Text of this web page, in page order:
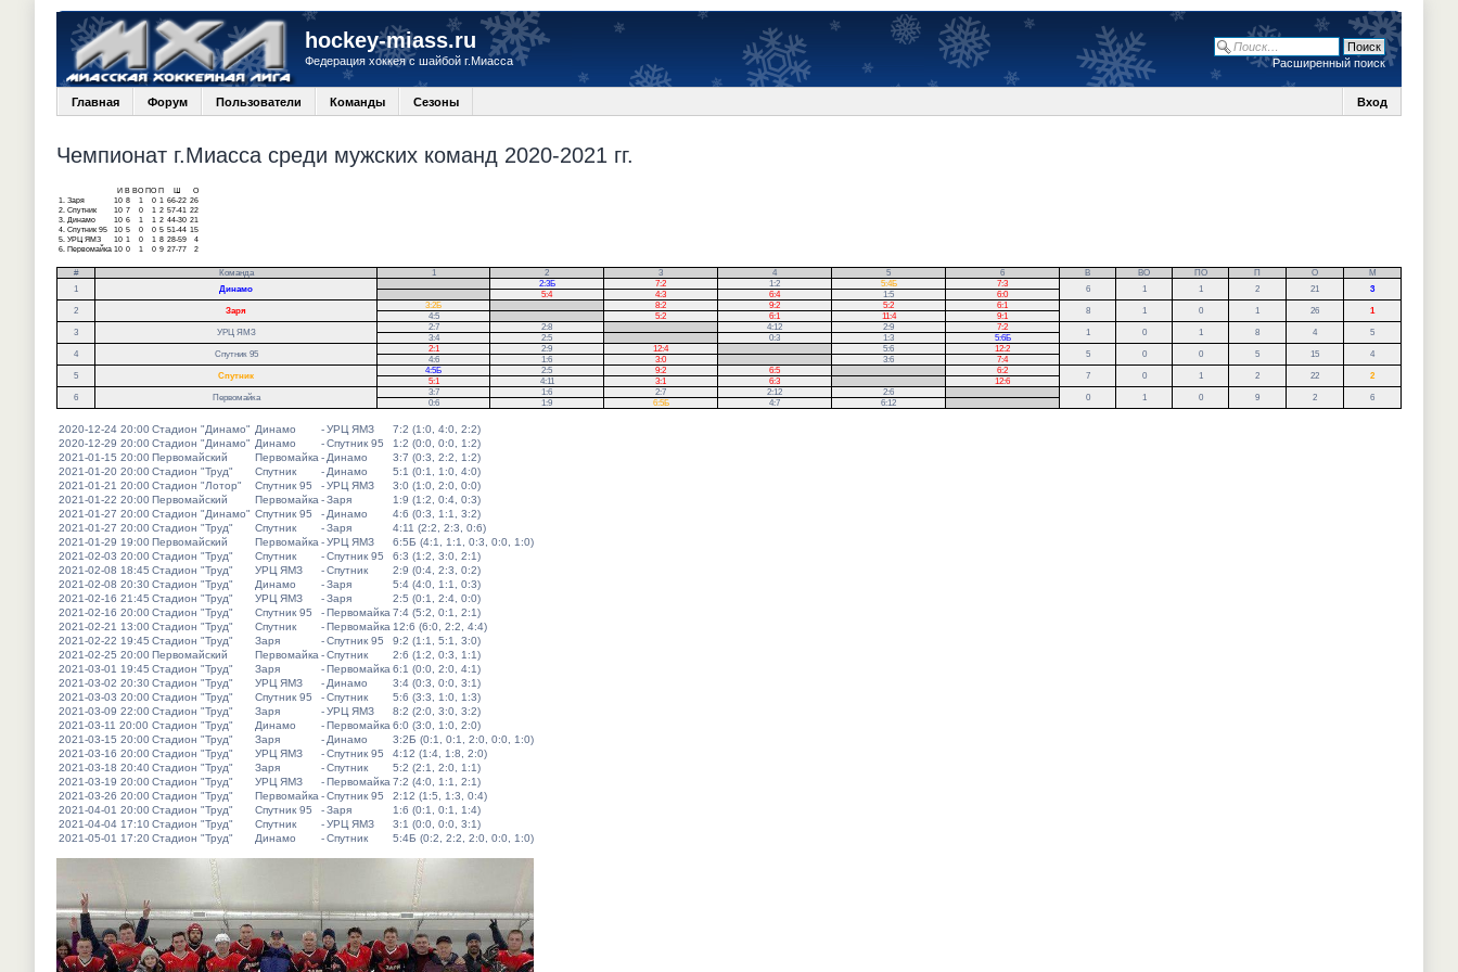
hockey-miass.ru
Федерация хоккея с шайбой г.Миасса Расширенный поиск
Главная Форум Пользователи Команды Сезоны Вход
Чемпионат г.Миасса среди мужских команд 2020-2021 гг.
И В ВО ПО П
О
1.
Заря 10 8 1 0 1 66-22 26
2. Спутник 10 7 0 1 2 57-41
22
3.
Динамо 10 6 1 1 2 44-30 21
4. Спутник 95 10 5 0 0 5 51-44 15
5. УРЦ ЯМЗ 10 1 0 1 8 28-59
4
6.
Первомайка 10 0 1 0 9 27-77 2
# Команда 1 2 3 4 5 6 В ВО ПО П О
М
1
Динамо
2:3Б 7:2 1:2 5:4Б 7:3
6 1 1 2 21 3
5:4 4:3 6:4 1:5
6:0
2
Заря
3:2Б 8:2 9:2 5:2 6:1
8 1 0 1 26 1
4:5 5:2 6:1 11:4
9:1
3
УРЦ ЯМЗ
2:7 2:8 4:12 2:9 7:2
1 0 1 8 4 5
3:4 2:5 0:3 1:3
5:6Б
4
Спутник 95
2:1 2:9 12:4 5:6 12:2
5 0 0 5 15 4
4:6 1:6 3:0 3:6
7:4
5
Спутник
4:5Б 2:5 9:2 6:5 6:2
7 0 1 2 22 2
5:1 4:11 3:1 6:3
12:6
6
Первомайка
3:7 1:6 2:7 2:12 2:6
0 1 0 9 2 6
0:6 1:9 6:5Б 4:7 6:12
2020-12-24 20:00Стадион "Динамо" Динамо -УРЦ ЯМЗ
7:2 (1:0, 4:0, 2:2)
2020-12-29 20:00Стадион "Динамо" Динамо -Спутник 95
1:2 (0:0, 0:0, 1:2)
2021-01-15 20:00Первомайский Первомайка - Динамо
3:7 (0:3, 2:2, 1:2)
2021-01-20 20:00Стадион "Труд" Спутник - Динамо
5:1 (0:1, 1:0, 4:0)
2021-01-21 20:00Стадион "Лотор" Спутник 95 -УРЦ ЯМЗ
3:0 (1:0, 2:0, 0:0)
2021-01-22 20:00Первомайский Первомайка -Заря
1:9 (1:2, 0:4, 0:3)
2021-01-27 20:00Стадион "Динамо" Спутник 95 - Динамо
4:6 (0:3, 1:1, 3:2)
2021-01-27 20:00Стадион "Труд" Спутник -Заря
4:11 (2:2, 2:3, 0:6)
2021-01-29 19:00Первомайский Первомайка -УРЦ ЯМЗ
6:5Б (4:1, 1:1, 0:3, 0:0, 1:0)
2021-02-03 20:00Стадион "Труд" Спутник -Спутник 95
6:3 (1:2, 3:0, 2:1)
2021-02-08 18:45 Стадион "Труд" УРЦ ЯМЗ -Спутник
2:9 (0:4, 2:3, 0:2)
2021-02-08 20:30Стадион "Труд" Динамо -Заря
5:4 (4:0, 1:1, 0:3)
2021-02-16 21:45 Стадион "Труд" УРЦ ЯМЗ -Заря
2:5 (0:1, 2:4, 0:0)
2021-02-16 20:00Стадион "Труд" Спутник 95 -Первомайка 7:4 (5:2, 0:1, 2:1)
2021-02-21 13:00Стадион "Труд" Спутник -Первомайка 12:6 (6:0, 2:2, 4:4)
2021-02-22 19:45 Стадион "Труд" Заря -Спутник 95
9:2 (1:1, 5:1, 3:0)
2021-02-25 20:00Первомайский Первомайка -Спутник
2:6 (1:2, 0:3, 1:1)
2021-03-01 19:45 Стадион "Труд" Заря -Первомайка 6:1 (0:0, 2:0, 4:1)
2021-03-02 20:30Стадион "Труд" УРЦ ЯМЗ - Динамо
3:4 (0:3, 0:0, 3:1)
2021-03-03 20:00Стадион "Труд" Спутник 95 -Спутник
5:6 (3:3, 1:0, 1:3)
2021-03-09 22:00Стадион "Труд" Заря -УРЦ ЯМЗ
8:2 (2:0, 3:0, 3:2)
2021-03-11 20:00 Стадион "Труд" Динамо -Первомайка 6:0 (3:0, 1:0, 2:0)
2021-03-15 20:00Стадион "Труд" Заря - Динамо
3:2Б (0:1, 0:1, 2:0, 0:0, 1:0)
2021-03-16 20:00Стадион "Труд" УРЦ ЯМЗ -Спутник 95
4:12 (1:4, 1:8, 2:0)
2021-03-18 20:40Стадион "Труд" Заря -Спутник
5:2 (2:1, 2:0, 1:1)
2021-03-19 20:00Стадион "Труд" УРЦ ЯМЗ -Первомайка 7:2 (4:0, 1:1, 2:1)
2021-03-26 20:00Стадион "Труд" Первомайка -Спутник 95
2:12 (1:5, 1:3, 0:4)
2021-04-01 20:00Стадион "Труд" Спутник 95 -Заря
1:6 (0:1, 0:1, 1:4)
2021-04-04 17:10Стадион "Труд" Спутник -УРЦ ЯМЗ
3:1 (0:0, 0:0, 3:1)
2021-05-01 17:20Стадион "Труд" Динамо -Спутник 5:4Б (0:2, 2:2, 2:0, 0:0, 1:0)